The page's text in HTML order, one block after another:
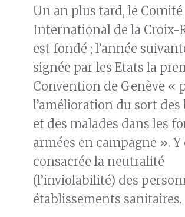
Un an plus tard, le Comité
International de la Croix-
est fondé ; l’année
signée par les Etats la
Convention de Genève «
l’amélioration du sort des
et des malades dans les
armées en campagne ». Y
consacrée la neutralité
(l’inviolabilité) des
établissements sanitaires.